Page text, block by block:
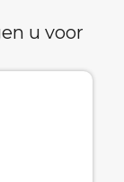
u voor